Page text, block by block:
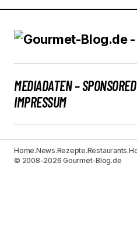
MEDIADATEN –
IMPRESSUM
Home.News.Rezepte.Restaurants.
© 2008-2026 Gourmet-Blog.de